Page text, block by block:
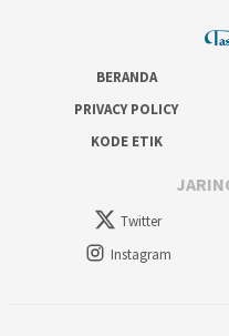
BERANDA
PRIVACY POLICY
KODE ETIK
Twitter
Instagram